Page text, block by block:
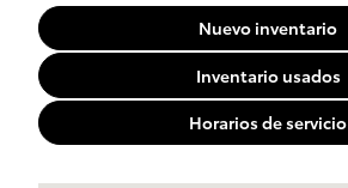
Nuevo inventario
Inventario usados
Horarios de servicio